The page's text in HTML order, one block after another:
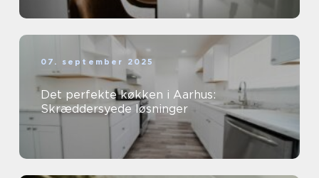
07. september 2025
Det perfekte køkken i Aarhus:
Skræddersyede løsninger